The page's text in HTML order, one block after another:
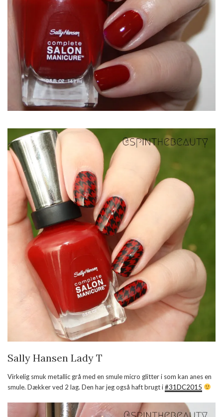
Sally Hansen Lady T
Virkelig smuk metallic grå med en smule micro glitter i som kan anes en
smule. Dækker ved 2 lag. Den har jeg også haft brugt i#31DC2015